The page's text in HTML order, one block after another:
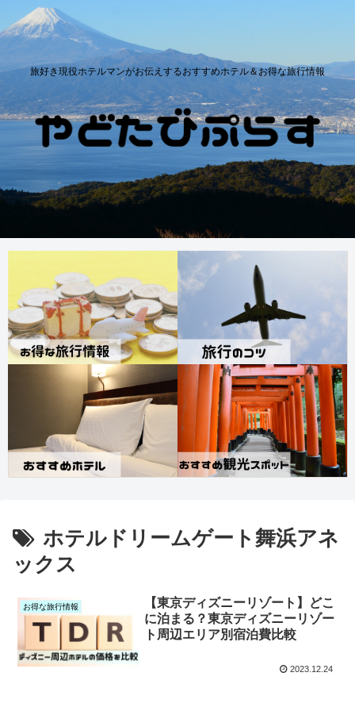
旅好き現役ホテルマンがお伝えするおすすめホテル＆お得な旅行情報
ホテルドリームゲート舞浜アネ
ックス
お得な旅行情報
【東京ディズニーリゾート】どこ
に泊まる？東京ディズニーリゾー
ト周辺エリア別宿泊費比較
2023.12.24